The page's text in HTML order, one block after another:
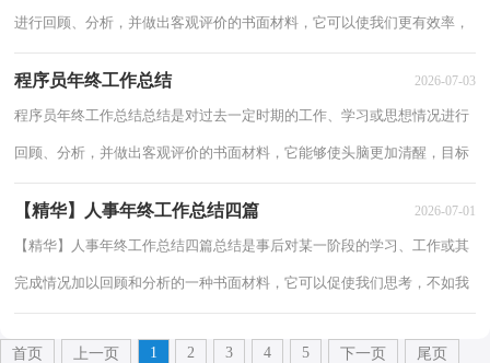
进行回顾、分析，并做出客观评价的书面材料，它可以使我们更有效率，
程序员年终工作总结 2026-07-03
程序员年终工作总结总结是对过去一定时期的工作、学习或思想情况进行
回顾、分析，并做出客观评价的书面材料，它能够使头脑更加清醒，目标
【精华】人事年终工作总结四篇 2026-07-01
【精华】人事年终工作总结四篇总结是事后对某一阶段的学习、工作或其
完成情况加以回顾和分析的一种书面材料，它可以促使我们思考，不如我
首页 上一页 1 2 3 4 5 下一页 尾页